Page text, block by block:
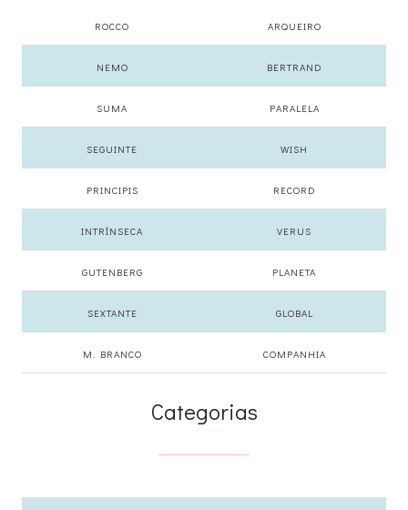
ROCCO ARQUEIRO
NEMO BERTRAND
SUMA PARALELA
SEGUINTE WISH
PRINCIPIS RECORD
INTRÍNSECA VERUS
GUTENBERG PLANETA
SEXTANTE GLOBAL
M. BRANCO COMPANHIA
Categorias